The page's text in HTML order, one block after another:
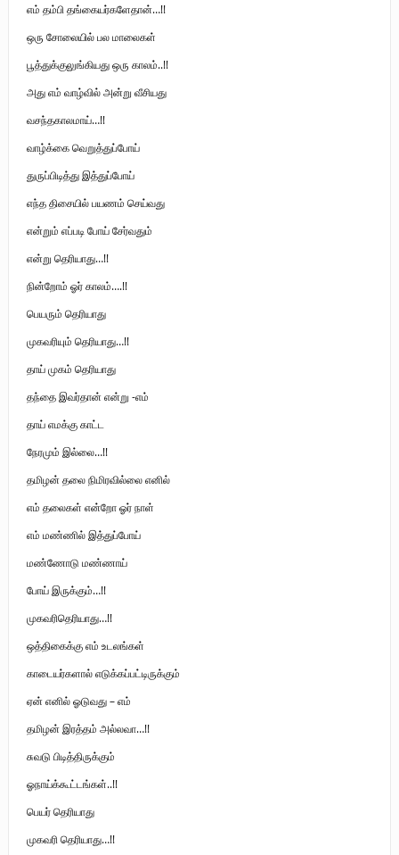
எம் தம்பி தங்கையர்களேதான்…!!
ஒரு சோலையில் பல மாலைகள்
பூத்துக்குலுங்கியது ஒரு காலம்..!!
அது எம் வாழ்வில் அன்று வீசியது
வசந்தகாலமாய்…!!
வாழ்க்கை வெறுத்துப்போய்
துருப்பிடித்து இத்துப்போய்
எந்த திசையில் பயணம் செய்வது
என்றும் எப்படி போய் சேர்வதும்
என்று தெரியாது…!!
நின்றோம் ஓர் காலம்….!!
பெயரும் தெரியாது
முகவரியும் தெரியாது…!!
தாய் முகம் தெரியாது
தந்தை இவர்தான் என்று -எம்
தாய் எமக்கு காட்ட
நேரமும் இல்லை…!!
தமிழன் தலை நிமிரவில்லை எனில்
எம் தலைகள் என்றோ ஓர் நாள்
எம் மண்ணில் இத்துப்போய்
மண்ணோடு மண்ணாய்
போய் இருக்கும்…!!
முகவரிதெரியாது…!!
ஒத்திகைக்கு எம் உடலங்கள்
காடையர்களால் எடுக்கப்பட்டிருக்கும்
ஏன் எனில் ஓடுவது – எம்
தமிழன் இரத்தம் அல்லவா…!!
சுவடு பிடித்திருக்கும்
ஓநாய்க்கூட்டங்கள்..!!
பெயர் தெரியாது
முகவரி தெரியாது…!!